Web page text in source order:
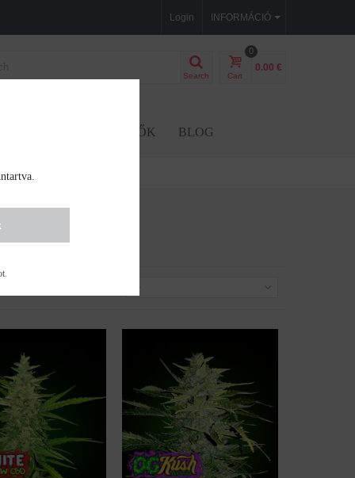
INFORMÁCIÓ
Login
Search Cart
0
0.00 €
KIEGÉSZÍTŐK BLOG
.